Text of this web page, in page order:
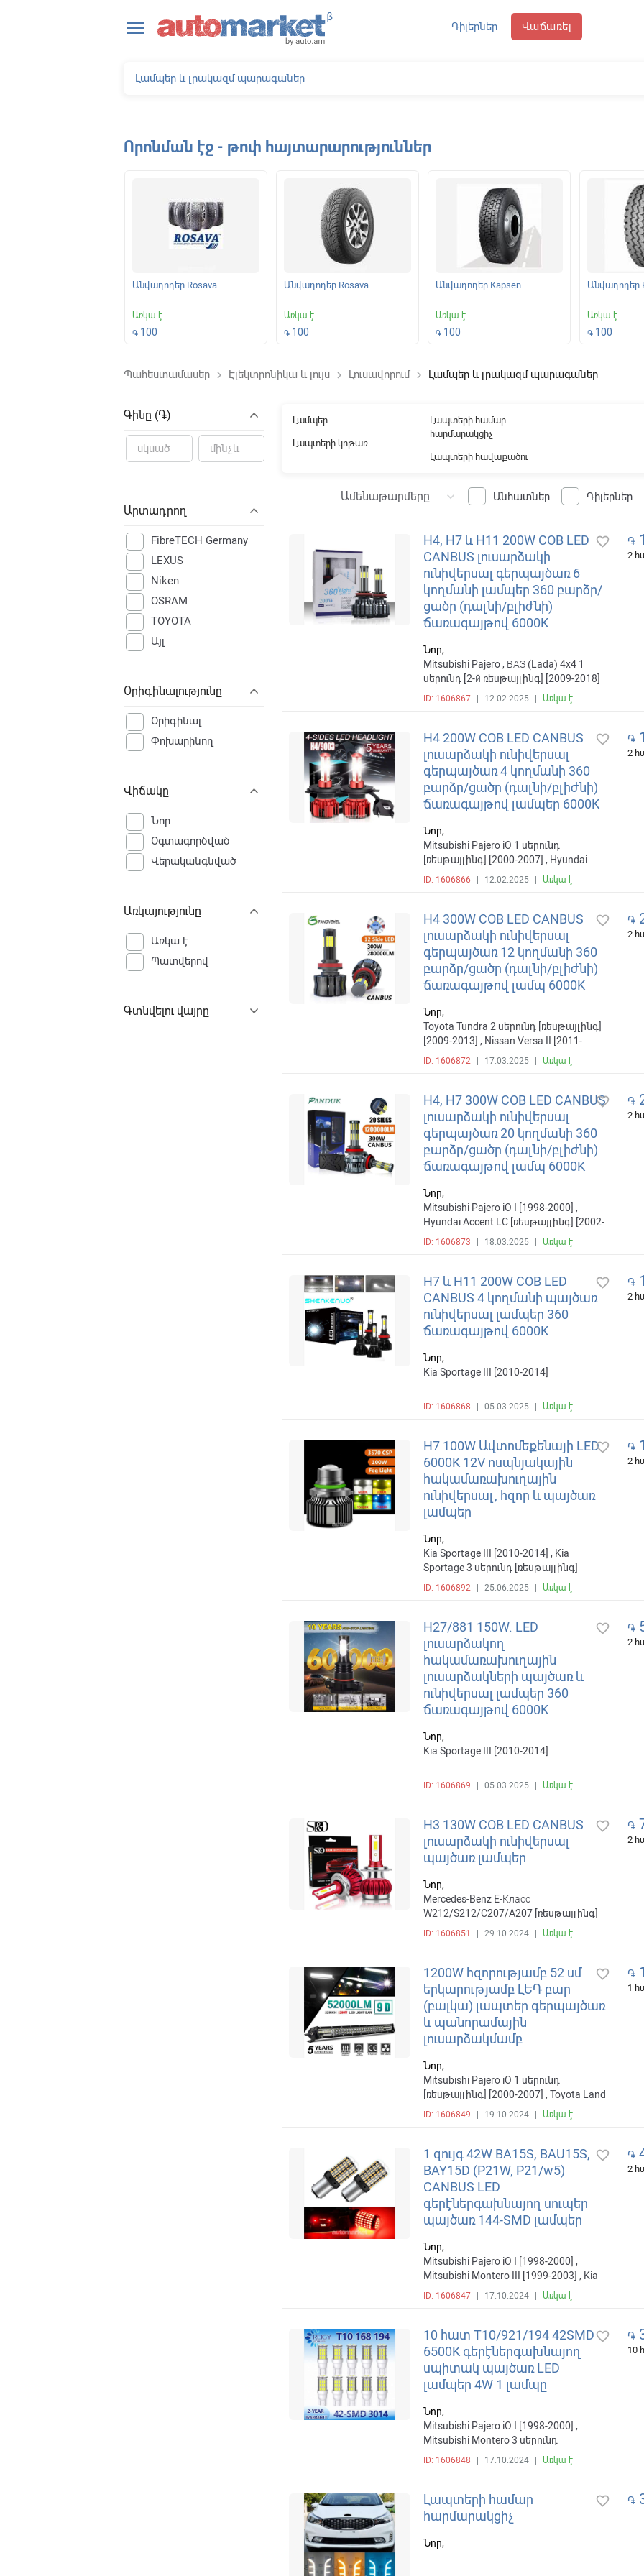
menu Դիլերներ Վաճառել
Որոնման էջ - թոփ հայտարարություններ
Անվադողեր Rosava
Առկա է
֏ 100
Անվադողեր Rosava
Առկա է
֏ 100
Անվադողեր Kapsen
Առկա է
֏ 100
Անվադողեր
Առկա է
֏ 100
Պահեստամասեր keyboard_arrow_right Էլեկտրոնիկա և լույս keyboard_arrow_right Լուսավորում keyboard_arrow_right Լամպեր և լրակազմ պարագաներ
Գինը (֏)
Արտադրող
FibreTECH Germany
LEXUS
Niken
OSRAM
TOYOTA
Այլ
Օրիգինալությունը
Օրիգինալ
Փոխարինող
Վիճակը
Նոր
Օգտագործված
Վերականգնված
Առկայությունը
Առկա է
Պատվերով
Գտնվելու վայրը
Լամպեր
Լապտերի կոթառ
Լապտերի համար
հարմարակցիչ
Լապտերի հավաքածու
Ամենաթարմերը keyboard_arrow_down Անհատներ Դիլերներ
H4, H7 և H11 200W COB LED
CANBUS լուսարձակի
ունիվերսալ գերպայծառ 6
կողմանի լամպեր 360 բարձր/
ցածր (դալնի/բլիժնի)
ճառագայթով 6000K
Նոր,
Mitsubishi Pajero , ВАЗ (Lada) 4x4 1
սերունդ [2-й ռեսթայլինգ] [2009-2018]
ID: 1606867 12.02.2025 Առկա է
favorite_border ֏
2
H4 200W COB LED CANBUS
լուսարձակի ունիվերսալ
գերպայծառ 4 կողմանի 360
բարձր/ցածր (դալնի/բլիժնի)
ճառագայթով լամպեր 6000K
Նոր,
Mitsubishi Pajero iO 1 սերունդ
[ռեսթայլինգ] [2000-2007] , Hyundai
Accent , ВАЗ (Lada) 4x4 1 սերունդ [2-й
ID: 1606866 12.02.2025 Առկա է
favorite_border ֏
2
H4 300W COB LED CANBUS
լուսարձակի ունիվերսալ
գերպայծառ 12 կողմանի 360
բարձր/ցածր (դալնի/բլիժնի)
ճառագայթով լամպ 6000K
Նոր,
Toyota Tundra 2 սերունդ [ռեսթայլինգ]
[2009-2013] , Nissan Versa II [2011-
2018] , Mitsubishi Pajero iO 1 սերունդ
2018]
ID: 1606872 17.03.2025 Առկա է
favorite_border ֏
2
H4, H7 300W COB LED CANBUS
լուսարձակի ունիվերսալ
գերպայծառ 20 կողմանի 360
բարձր/ցածր (դալնի/բլիժնի)
ճառագայթով լամպ 6000K
Նոր,
Mitsubishi Pajero iO I [1998-2000] ,
Hyundai Accent LC [ռեսթայլինգ] [2002-
2006] , Nissan Altima L32 [ռեսթայլինգ]
ID: 1606873 18.03.2025 Առկա է
favorite_border ֏
2
H7 և H11 200W COB LED
CANBUS 4 կողմանի պայծառ
ունիվերսալ լամպեր 360
ճառագայթով 6000K
Նոր,
Kia Sportage III [2010-2014]
ID: 1606868 05.03.2025 Առկա է
favorite_border ֏
2
H7 100W Ավտոմեքենայի LED
6000K 12V ոսպնյակային
հակամառախուղային
ունիվերսալ, հզոր և պայծառ
լամպեր
Նոր,
Kia Sportage III [2010-2014] , Kia
Sportage 3 սերունդ [ռեսթայլինգ]
[2014-2015]
ID: 1606892 25.06.2025 Առկա է
favorite_border ֏
2
H27/881 150W. LED
լուսարձակող
հակամառախուղային
լուսարձակների պայծառ և
ունիվերսալ լամպեր 360
ճառագայթով 6000K
Նոր,
Kia Sportage III [2010-2014]
ID: 1606869 05.03.2025 Առկա է
favorite_border ֏
2
H3 130W COB LED CANBUS
լուսարձակի ունիվերսալ
պայծառ լամպեր
Նոր,
Mercedes-Benz E-Класс
W212/S212/C207/A207 [ռեսթայլինգ]
[2013-2017] , Mitsubishi Pajero iO 1
սերունդ [ռեսթայլինգ] [2000-2007] ,
ID: 1606851 29.10.2024 Առկա է
favorite_border ֏
2
1200W հզորությամբ 52 սմ
երկարությամբ ԼԵԴ բար
(բալկա) լապտեր գերպայծառ
և պանորամային
լուսարձակմամբ
Նոր,
Mitsubishi Pajero iO 1 սերունդ
[ռեսթայլինգ] [2000-2007] , Toyota Land
Cruiser J200 [2007-2012]
ID: 1606849 19.10.2024 Առկա է
favorite_border ֏
1
1 զույգ 42W BA15S, BAU15S,
BAY15D (P21W, P21/w5)
CANBUS LED
գերէներգախնայող սուպեր
պայծառ 144-SMD լամպեր
Նոր,
Mitsubishi Pajero iO I [1998-2000] ,
Mitsubishi Montero III [1999-2003] , Kia
Sportage III [2010-2014] , Toyota Camry
ID: 1606847 17.10.2024 Առկա է
favorite_border ֏
2
10 հատ T10/921/194 42SMD
6500K գերէներգախնայող
սպիտակ պայծառ LED
լամպեր 4W 1 լամպը
Նոր,
Mitsubishi Pajero iO I [1998-2000] ,
Mitsubishi Montero 3 սերունդ
[ռեսթայլինգ] [2003-2006] , Kia
2018] , Toyota Camry XV50 [2011-2014]
ID: 1606848 17.10.2024 Առկա է
favorite_border ֏
10
Լապտերի համար
հարմարակցիչ
Նոր,
favorite_border ֏